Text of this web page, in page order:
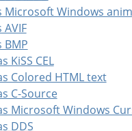
Microsoft Windows
BMP
KiSS CEL
Colored HTML text
C-Source
Microsoft Windows
DDS